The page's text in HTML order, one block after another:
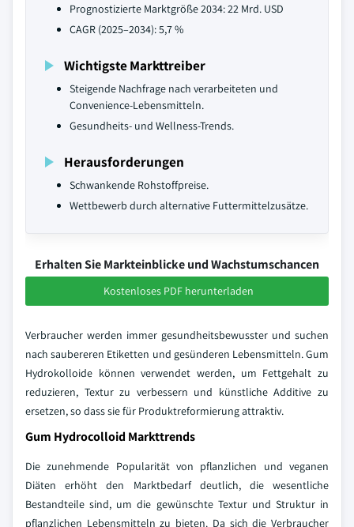
Prognostizierte Marktgröße 2034: 22 Mrd. USD
CAGR (2025–2034): 5,7 %
Wichtigste Markttreiber
Steigende Nachfrage nach verarbeiteten und
Convenience-Lebensmitteln.
Gesundheits- und Wellness-Trends.
Herausforderungen
Schwankende Rohstoffpreise.
Wettbewerb durch alternative Futtermittelzusätze.
Erhalten Sie Markteinblicke und Wachstumschancen
Kostenloses PDF herunterladen
Verbraucher werden immer gesundheitsbewusster und suchen
nach saubereren Etiketten und gesünderen Lebensmitteln. Gum
Hydrokolloide können verwendet werden, um Fettgehalt zu
reduzieren, Textur zu verbessern und künstliche Additive zu
ersetzen, so dass sie für Produktreformierung attraktiv.
Gum Hydrocolloid Markttrends
Die zunehmende Popularität von pflanzlichen und veganen
Diäten erhöht den Marktbedarf deutlich, die wesentliche
Bestandteile sind, um die gewünschte Textur und Struktur in
pflanzlichen Lebensmitteln zu bieten. Da sich die Verbraucher